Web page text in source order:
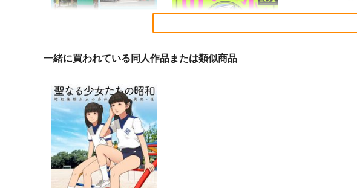
台湾的旅遊風景 東台湾・南迴
旅遊(宜蘭・花蓮・台東・屏
東)
千屋通信所
880円（税込）
旅行・ルポ作品
一緒に買われている同人作品または類似商品